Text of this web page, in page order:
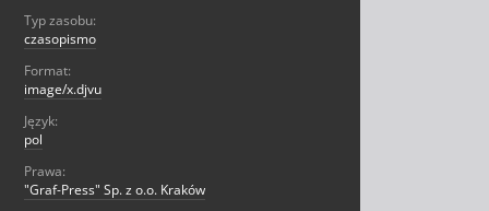
Typ zasobu:
czasopismo
Format:
image/x.djvu
Język:
pol
Prawa:
"Graf-Press" Sp. z o.o. Kraków